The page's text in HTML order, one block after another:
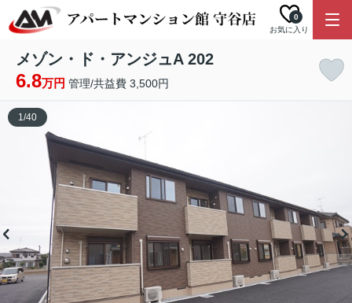
お気に入り
0
メゾン・ド・アンジュA 202
6.8万円 管理/共益費 3,500円
1/40